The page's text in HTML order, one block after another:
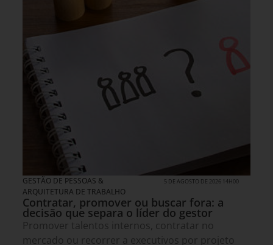
GESTÃO DE PESSOAS &
ARQUITETURA DE TRABALHO
5 DE AGOSTO DE 2026 14H00
Contratar, promover ou buscar fora: a
decisão que separa o líder do gestor
Promover talentos internos, contratar no
mercado ou recorrer a executivos por projeto